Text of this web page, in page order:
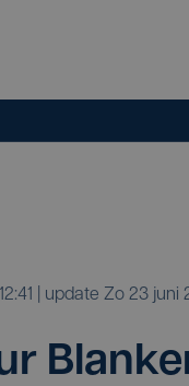
| update zo 23 juni